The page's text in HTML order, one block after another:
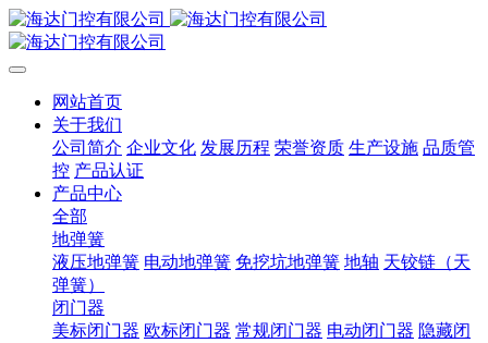
网站首页
关于我们
公司简介 企业文化 发展历程 荣誉资质 生产设施 品质管
控 产品认证
产品中心
全部
地弹簧
液压地弹簧 电动地弹簧 免挖坑地弹簧 地轴 天铰链（天
弹簧）
闭门器
美标闭门器 欧标闭门器 常规闭门器 电动闭门器 隐藏闭